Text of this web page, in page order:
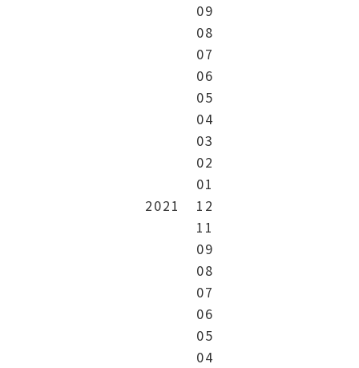
09
08
07
06
05
04
03
02
01
2021
12
11
09
08
07
06
05
04